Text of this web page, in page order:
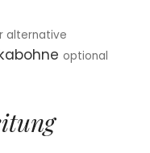
alter­na­ti­ve
optio­nal